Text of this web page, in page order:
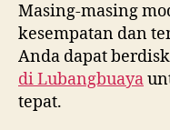
Masing-masing
kesempatan dan
Anda dapat
diLubangbuaya
tepat.